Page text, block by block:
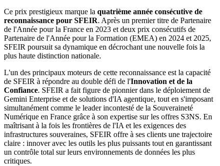
Ce prix prestigieux marque la quatrième année consécutive de
reconnaissance pour SFEIR. Après un premier titre de Partenaire
de l'Année pour la France en 2023 et deux prix consécutifs de
Partenaire de l'Année pour la Formation (EMEA) en 2024 et 2025,
SFEIR poursuit sa dynamique en décrochant une nouvelle fois la
plus haute distinction nationale.
L'un des principaux moteurs de cette reconnaissance est la capacité
de SFEIR à répondre au double défi de l'Innovation et de la
Confiance. SFEIR a fait figure de pionnier dans le déploiement de
Gemini Enterprise et de solutions d'IA agentique, tout en s'imposant
simultanément comme le leader incontesté de la Souveraineté
Numérique en France grâce à son expertise sur les offres S3NS. En
maîtrisant à la fois les frontières de l'IA et les exigences des
infrastructures souveraines, SFEIR offre à ses clients une trajectoire
claire : innover avec les outils les plus puissants tout en garantissant
un contrôle total sur leurs environnements de données les plus
critiques.